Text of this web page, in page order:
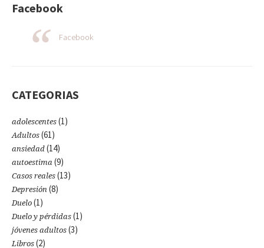
Facebook
Facebook
CATEGORIAS
adolescentes (1)
Adultos (61)
ansiedad (14)
autoestima (9)
Casos reales (13)
Depresión (8)
Duelo (1)
Duelo y pérdidas (1)
jóvenes adultos (3)
Libros (2)